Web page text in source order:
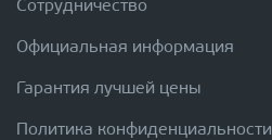
Сотрудничество
Официальная информация
Гарантия лучшей цены
Политика конфиденциальности